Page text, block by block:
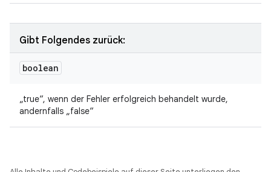
Gibt Folgendes zurück:
boolean
„true“, wenn der Fehler erfolgreich behandelt wurde,
andernfalls „false“